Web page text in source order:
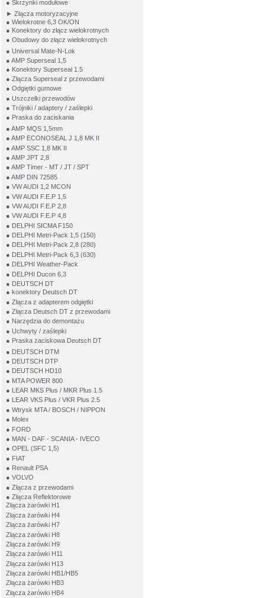
● Skrzynki modułowe
► Złącza motoryzacyjne
● Wielokrotne 6,3 OK/ON
● Konektory do złącz wielokrotnych
● Obudowy do złącz wielokrotnych
● Universal Mate-N-Lok
● AMP Superseal 1,5
● Konektory Superseal 1.5
● Złącza Superseal z przewodami
● Odgiętki gumowe
● Uszczelki przewodów
● Trójniki / adaptery / zaślepki
● Praska do zaciskania
● AMP MQS 1,5mm
● AMP ECONOSEAL J 1,8 MK II
● AMP SSC 1,8 MK II
● AMP JPT 2,8
● AMP Timer - MT / JT / SPT
● AMP DIN 72585
● VW AUDI 1,2 MCON
● VW AUDI F.E.P 1,5
● VW AUDI F.E.P 2,8
● VW AUDI F.E.P 4,8
● DELPHI SICMA F150
● DELPHI Metri-Pack 1,5 (150)
● DELPHI Metri-Pack 2,8 (280)
● DELPHI Metri-Pack 6,3 (630)
● DELPHI Weather-Pack
● DELPHI Ducon 6,3
● DEUTSCH DT
● konektory Deutsch DT
● Złącza z adapterem odgiętki
● Złącza Deutsch DT z przewodami
● Narzędzia do demontażu
● Uchwyty / zaślepki
● Praska zaciskowa Deutsch DT
● DEUTSCH DTM
● DEUTSCH DTP
● DEUTSCH HD10
● MTA POWER 800
● LEAR MKS Plus / MKR Plus 1.5
● LEAR VKS Plus / VKR Plus 2.5
● Wtrysk MTA / BOSCH / NIPPON
● Molex
● FORD
● MAN - DAF - SCANIA - IVECO
● OPEL (SFC 1,5)
● FIAT
● Renault PSA
● VOLVO
● Złącza z przewodami
● Złącza Reflektorowe
Złącza żarówki H1
Złącza żarówki H4
Złącza żarówki H7
Złącza żarówki H8
Złącza żarówki H9
Złącza żarówki H11
Złącza żarówki H13
Złącza żarówki HB1/HB5
Złącza żarówki HB3
Złącza żarówki HB4